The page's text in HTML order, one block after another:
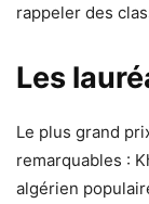
rappeler des
Les
Le plus grand
remarquables :
algérien